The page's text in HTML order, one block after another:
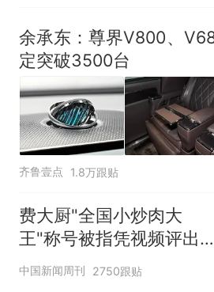
余承东：尊界V800、
定突破3500台
齐鲁壹点 1.8万跟贴
费大厨"全国小炒肉大
王"称号被指凭视频评出
官方回应
中国新闻周刊 2750跟贴